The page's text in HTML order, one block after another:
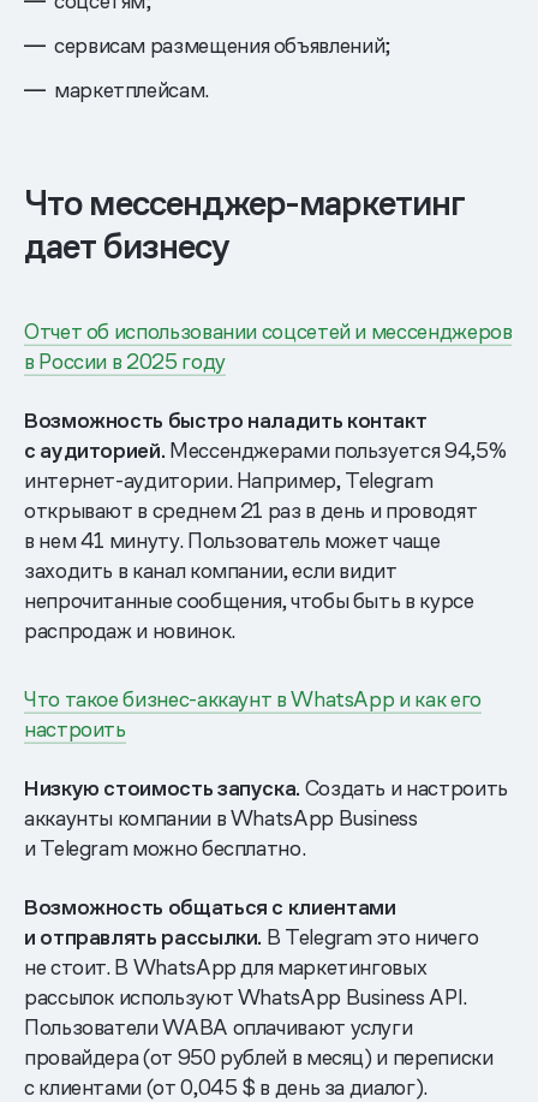
сервисам размещения объявлений;
маркетплейсам.
Что мессенджер-маркетинг
дает бизнесу
Отчет об использовании соцсетей и мессенджеров
в России в 2025 году
Возможность быстро наладить контакт
с аудиторией. Мессенджерами пользуется 94,5%
интернет-аудитории. Например, Telegram
открывают в среднем 21 раз в день и проводят
в нем 41 минуту. Пользователь может чаще
заходить в канал компании, если видит
непрочитанные сообщения, чтобы быть в курсе
распродаж и новинок.
Что такое бизнес-аккаунт в WhatsApp и как его
настроить
Низкую стоимость запуска. Создать и настроить
аккаунты компании в WhatsApp Business
и Telegram можно бесплатно.
Возможность общаться с клиентами
и отправлять рассылки. В Telegram это ничего
не стоит. В WhatsApp для маркетинговых
рассылок используют WhatsApp Business API.
Пользователи WABA оплачивают услуги
провайдера (от 950 рублей в месяц) и переписки
с клиентами (от 0,045 $ в день за диалог).